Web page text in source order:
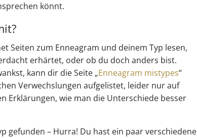
könnt.
Seiten zum Enneagram und deinem Typ lesen,
erhärtet, oder ob du doch anders bist.
kann dir die Seite „Enneagram mistypes“
Verwechslungen aufgelistet, leider nur auf
Erklärungen, wie man die Unterschiede besser
gefunden – Hurra! Du hast ein paar verschiedene